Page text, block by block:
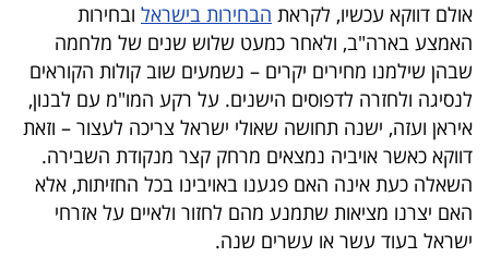
דרושים
ניוזלטרים
מייל
אדום
אולם דווקא עכשיו, לקראת הבחירות בישראל ובחירות
האמצע בארה"ב, ולאחר כמעט שלוש שנים של מלחמה
שבהן שילמנו מחירים יקרים – נשמעים שוב קולות הקוראים
לנסיגה ולחזרה לדפוסים הישנים. על רקע המו"מ עם לבנון,
איראן ועזה, ישנה תחושה שאולי ישראל צריכה לעצור – וזאת
דווקא כאשר אויביה נמצאים מרחק קצר מנקודת השבירה.
השאלה כעת אינה האם פגענו באויבינו בכל החזיתות, אלא
האם יצרנו מציאות שתמנע מהם לחזור ולאיים על אזרחי
ישראל בעוד עשר או עשרים שנה.